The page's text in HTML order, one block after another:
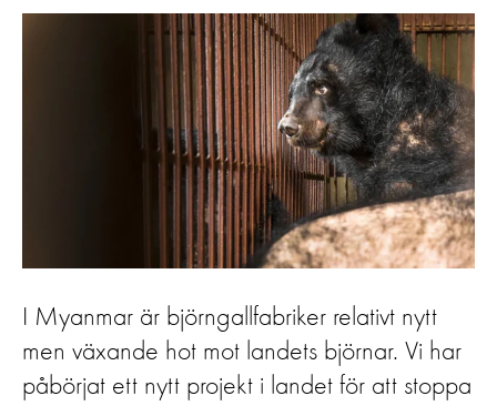
I Myanmar är björngallfabriker relativt nytt
men växande hot mot landets björnar. Vi har
påbörjat ett nytt projekt i landet för att stoppa